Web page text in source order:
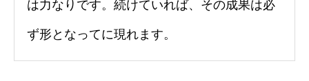
は力なりです。続けていれば、その成果は必
ず形となってに現れます。